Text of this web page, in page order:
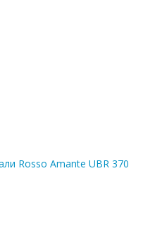
Rosso Amante UBR 370